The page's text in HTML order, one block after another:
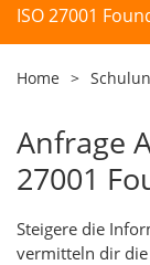
ISO 27001
Home >
Anfrage
27001
Steigere die
vermitteln dir